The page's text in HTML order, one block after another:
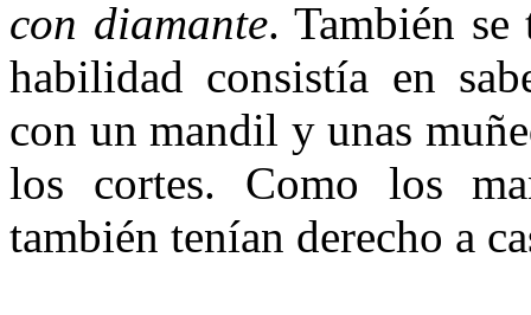
con diamante. También
habilidad consistía en
con un mandil y unas
los cortes. Como los
también tenían derecho a